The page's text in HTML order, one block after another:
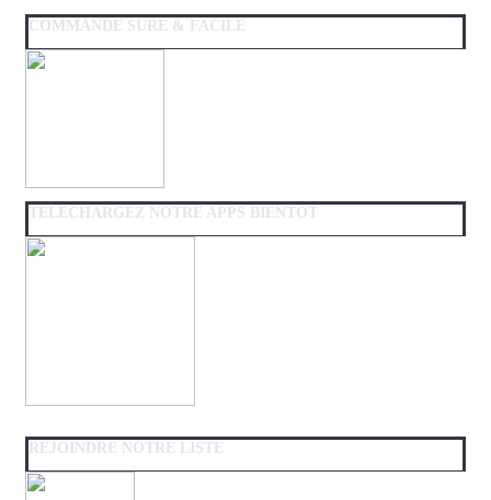
COMMANDE SURE & FACILE
TELECHARGEZ NOTRE APPS BIENTOT
REJOINDRE NOTRE LISTE